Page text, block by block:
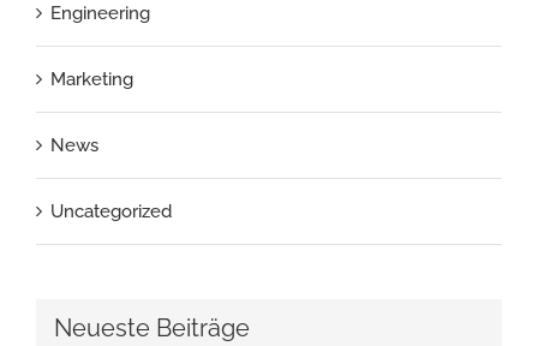
Engineering
Marketing
News
Uncategorized
Neueste Beiträge